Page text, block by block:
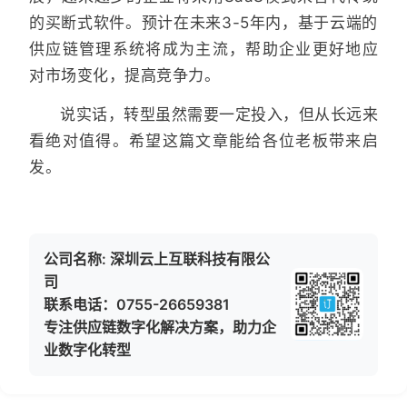
的买断式软件。预计在未来3-5年内，基于云端的
供应链管理系统将成为主流，帮助企业更好地应
对市场变化，提高竞争力。
说实话，转型虽然需要一定投入，但从长远来
看绝对值得。希望这篇文章能给各位老板带来启
发。
公司名称: 深圳云上互联科技有限公
司
联系电话：0755-26659381
专注供应链数字化解决方案，助力企
业数字化转型